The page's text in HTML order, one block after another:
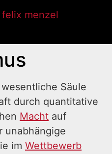
Säule
durch quantitative
Macht auf
unabhängige
im Wettbewerb